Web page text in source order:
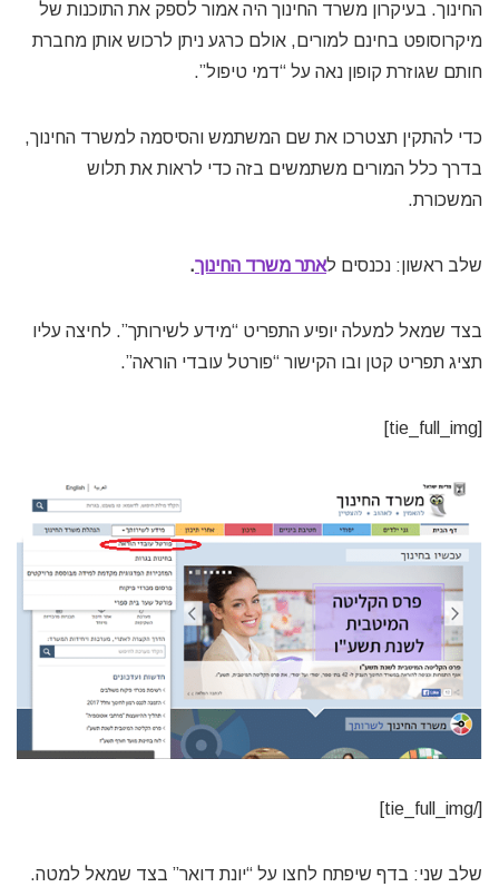
החינוך. בעיקרון משרד החינוך היה אמור לספק את התוכנות של
מיקרוסופט בחינם למורים, אולם כרגע ניתן לרכוש אותן מחברת
חותם שגוזרת קופון נאה על “דמי טיפול”.
כדי להתקין תצטרכו את שם המשתמש והסיסמה למשרד החינוך,
בדרך כלל המורים משתמשים בזה כדי לראות את תלוש
המשכורת.
שלב ראשון: נכנסים לאתר משרד החינוך.
בצד שמאל למעלה יופיע התפריט “מידע לשירותך”. לחיצה עליו
תציג תפריט קטן ובו הקישור “פורטל עובדי הוראה”.
[/tie_full_img]
שלב שני: בדף שיפתח לחצו על “יונת דואר” בצד שמאל למטה.